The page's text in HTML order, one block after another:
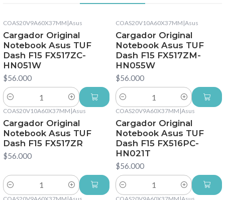
COAS20V9A60X37MM |Asus
Cargador Original
Notebook Asus TUF
Dash F15 FX517ZC-
HN051W
$56.000
Cantidad
COAS20V10A60X37MM |Asus
Cargador Original
Notebook Asus TUF
Dash F15 FX517ZM-
HN055W
$56.000
Cantidad
COAS20V10A60X37MM |Asus
Cargador Original
Notebook Asus TUF
Dash F15 FX517ZR
$56.000
Cantidad
COAS20V9A60X37MM |Asus
Cargador Original
Notebook Asus TUF
Dash F15 FX516PC-
HN021T
$56.000
Cantidad